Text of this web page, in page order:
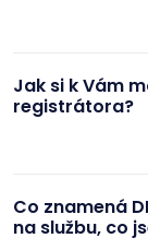
Jak si k Vám
registrátora?
Co znamená
na službu, co